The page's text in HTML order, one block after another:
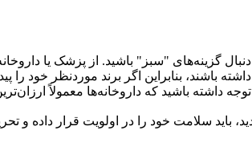
گزینه‌های "سبز" باشید. از پزشک یا
بنابراین اگر برند موردنظر خود را
داشته باشید که داروخانه‌ها معمولاً
باید سلامت خود را در اولویت قرار داده و